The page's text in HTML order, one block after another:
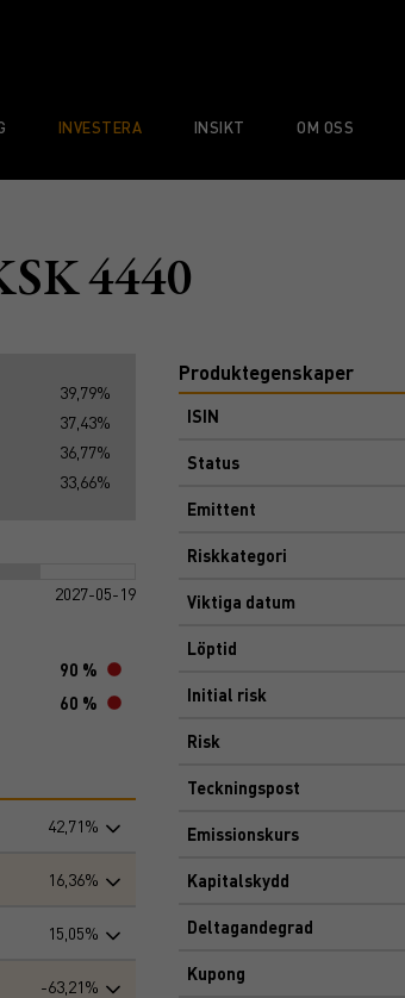
INVESTERA INSIKT OM OSS
4440
39,79%
37,43%
36,77%
33,66%
2027-05-19
90 %
60 %
42,71%
16,36%
15,05%
-63,21%
Produktegenskaper
ISIN
Status
Emittent
Riskkategori
Viktiga datum
Löptid
Initial risk
Risk
Teckningspost
Emissionskurs
Kapitalskydd
Deltagandegrad
Kupong